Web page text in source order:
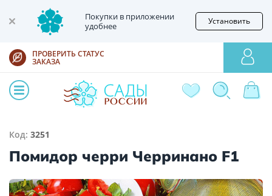
Покупки в приложении
удобнее
Установить
ПРОВЕРИТЬ СТАТУС
ЗАКАЗА
Код: 3251
Помидор черри Черринано F1